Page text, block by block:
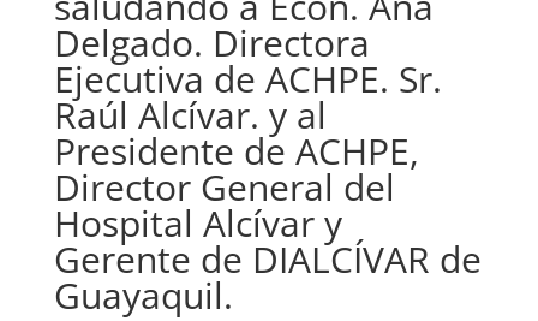
Delgado. Directora
Ejecutiva de ACHPE. Sr.
Raúl Alcívar. y al
Presidente de ACHPE,
Director General del
Hospital Alcívar y
Gerente de DIALCÍVAR de
Guayaquil.